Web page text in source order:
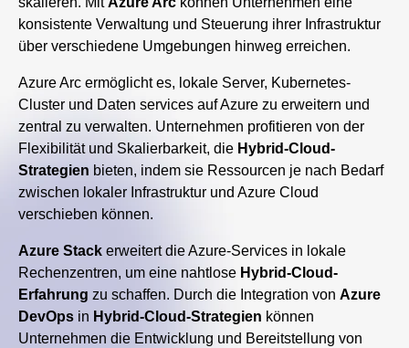
konsistente Verwaltung und Steuerung ihrer Infrastruktur
über verschiedene Umgebungen hinweg erreichen.
Azure Arc ermöglicht es, lokale Server, Kubernetes-
Cluster und Daten services auf Azure zu erweitern und
zentral zu verwalten. Unternehmen profitieren von der
Flexibilität und Skalierbarkeit, die Hybrid-Cloud-
Strategien bieten, indem sie Ressourcen je nach Bedarf
zwischen lokaler Infrastruktur und Azure Cloud
verschieben können.
Azure Stack erweitert die Azure-Services in lokale
Rechenzentren, um eine nahtlose Hybrid-Cloud-
Erfahrung zu schaffen. Durch die Integration von Azure
DevOps in Hybrid-Cloud-Strategien können
Unternehmen die Entwicklung und Bereitstellung von